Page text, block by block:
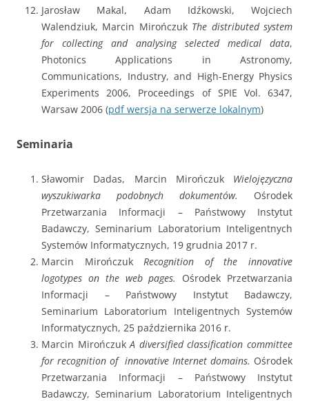
Jarosław Makal, Adam Idźkowski, Wojciech
Walendziuk, Marcin Mirończuk The distributed system
for collecting and analysing selected medical data,
Photonics Applications in Astronomy,
Communications, Industry, and High-Energy Physics
Experiments 2006, Proceedings of SPIE Vol. 6347,
Warsaw 2006 (pdf wersja na serwerze lokalnym)
Seminaria
Sławomir Dadas, Marcin Mirończuk Wielojęzyczna
wyszukiwarka podobnych dokumentów.
Ośrodek
Przetwarzania Informacji – Państwowy Instytut
Badawczy, Seminarium Laboratorium Inteligentnych
Systemów Informatycznych, 19 grudnia 2017 r.
Marcin MirończukRecognition of the innovative
logotypes on the web pages. Ośrodek Przetwarzania
Informacji – Państwowy Instytut Badawczy,
Seminarium Laboratorium Inteligentnych Systemów
Informatycznych, 25 października 2016 r.
Marcin MirończukA diversified classification committee
for recognition of innovative Internet domains. Ośrodek
Przetwarzania Informacji – Państwowy Instytut
Badawczy, Seminarium Laboratorium Inteligentnych